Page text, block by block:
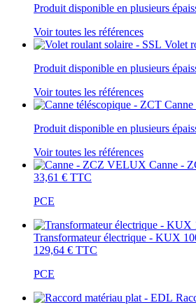
Produit disponible en plusieurs
Voir toutes les références
Volet
Produit disponible en plusieurs
Voir toutes les références
Produit disponible en plusieurs
Voir toutes les références
Canne -
33,61 € TTC
PCE
Transformateur électrique - KUX
129,64 € TTC
PCE